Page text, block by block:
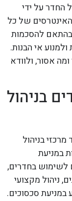
על ידי
האינטרסים של כל
להסכמות
אי הבנות.
אסור, ולוודא
בניהול
בניהול
במניעת
לשימוש בחדרים,
ניהול מקצועי
במניעת סכסוכים.